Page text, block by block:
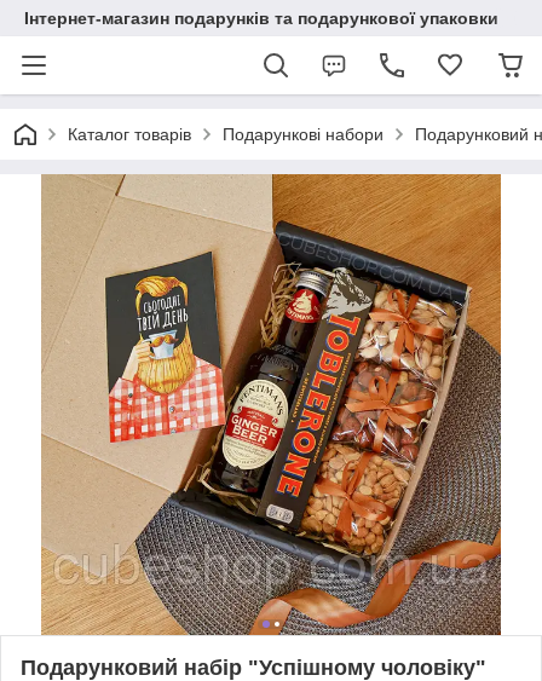
Інтернет-магазин подарунків та подарункової упаковки
Каталог товарів Подарункові набори Подарунковий
Подарунковий набір "Успішному чоловіку"